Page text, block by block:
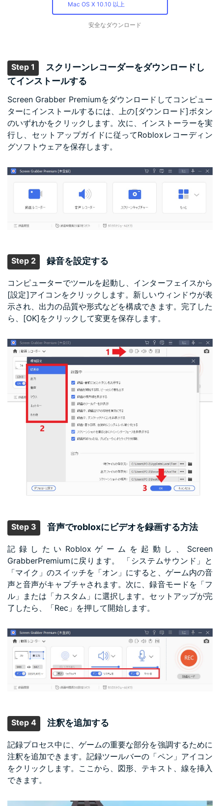
Mac OS X 10.10 以上
安全なダウンロード
Step 1
スクリーンレコーダーをダウンロードし
てインストールする
Screen Grabber Premiumをダウンロードしてコンピュー
ターにインストールするには、上の[ダウンロード]ボタン
のいずれかをクリックします。次に、インストーラーを実
行し、セットアップガイドに従ってRobloxレコーディン
グソフトウェアを保存します。
Step 2 録音を設定する
コンピューターでツールを起動し、インターフェイスから
[設定]アイコンをクリックします。新しいウィンドウが表
示され、出力の品質や形式などを構成できます。完了した
ら、[OK]をクリックして変更を保存します。
Step 3 音声でrobloxにビデオを録画する方法
記録したいRobloxゲームを起動し、Screen
GrabberPremiumに戻ります。 「システムサウンド」と
「マイク」のスイッチを「オン」にすると、ゲーム内の音
声と音声がキャプチャされます。次に、録音モードを「フ
ル」または「カスタム」に選択します。セットアップが完
了したら、「Rec」を押して開始します。
Step 4 注釈を追加する
記録プロセス中に、ゲームの重要な部分を強調するために
注釈を追加できます。記録ツールバーの「ペン」アイコン
をクリックします。ここから、図形、テキスト、線を挿入
できます。